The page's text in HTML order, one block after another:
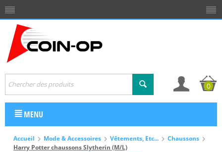
0
MENU
Accueil Mode & Accessoires Vêtements, Etc...
Chaussons
Harry Potter chaussons Slytherin (M/L)